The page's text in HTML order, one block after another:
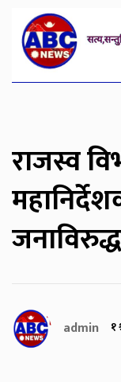
राजस्व
admin १